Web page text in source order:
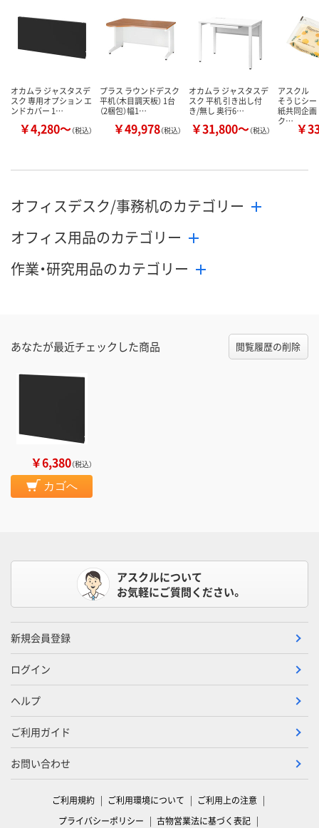
カゴへ カ
オカムラ ジャスタスデ
スク 専用オプション エ
ンドカバー 1…
￥4,280～（税込）
プラス ラウンドデスク
平机（木目調天板） 1台
（2梱包）幅1…
￥49,978（税込）
オカムラ ジャスタスデ
スク 平机 引き出し付
き/無し 奥行6…
￥31,800～（税込）
アスクル
そうじシ
紙共同企
ク… ￥
オフィスデスク/事務机のカテゴリー
オフィス用品のカテゴリー
作業・研究用品のカテゴリー
あなたが最近チェックした商品 閲覧履歴の削除
￥6,380（税込）
カゴへ
アスクルについて
お気軽にご質問ください。
新規会員登録
ログイン
ヘルプ
ご利用ガイド
お問い合わせ
ご利用規約 ご利用環境について
ご利用上の注意
プライバシーポリシー
古物営業法に基づく表記